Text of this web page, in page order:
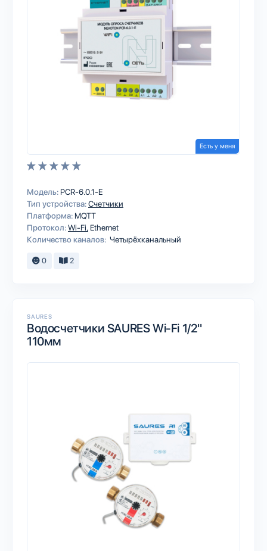
Есть у меня
Модель: PCR-6.0.1-E
Тип устройства:Счетчики
Платформа: MQTT
Протокол:Wi-Fi Ethernet
Количество каналов: Четырёхканальный
0 2
SAURES
Водосчетчики SAURES Wi-Fi 1/2"
110мм